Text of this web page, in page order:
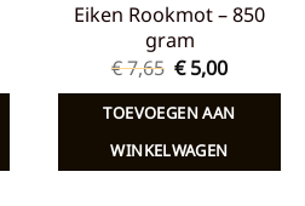
Eiken Rookmot – 850
gram
€7,65
prijs
was:
€ 7,65.
€5,00Huidige
is:
€ 5,00.
TOEVOEGEN AAN
WINKELWAGEN